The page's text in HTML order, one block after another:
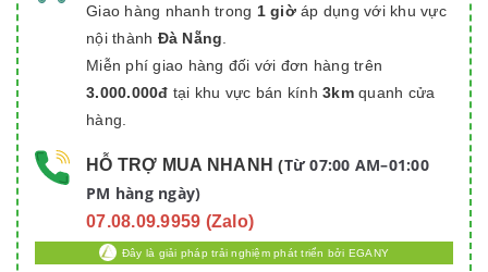
Giao hàng nhanh trong 1 giờáp dụng với khu vực
nội thành Đà Nẵng
Miễn phí giao hàng đối với đơn hàng trên
3.000.000đ tại khu vực bán kính 3kmquanh cửa
hàng.
HỖ TRỢ MUA NHANH (Từ 07:00 AM–01:00
PM hàng ngày)
07.08.09.9959 (Zalo)
Đây là giải pháp trải nghiệm phát triển bởi EGANY